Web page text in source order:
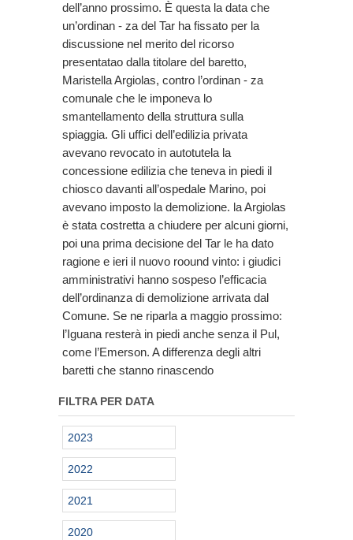
dell’anno prossimo. È questa la data che
un’ordinan - za del Tar ha fissato per la
discussione nel merito del ricorso
presentatao dalla titolare del baretto,
Maristella Argiolas, contro l’ordinan - za
comunale che le imponeva lo
smantellamento della struttura sulla
spiaggia. Gli uffici dell’edilizia privata
avevano revocato in autotutela la
concessione edilizia che teneva in piedi il
chiosco davanti all’ospedale Marino, poi
avevano imposto la demolizione. la Argiolas
è stata costretta a chiudere per alcuni giorni,
poi una prima decisione del Tar le ha dato
ragione e ieri il nuovo roound vinto: i giudici
amministrativi hanno sospeso l’efficacia
dell’ordinanza di demolizione arrivata dal
Comune. Se ne riparla a maggio prossimo:
l’Iguana resterà in piedi anche senza il Pul,
come l’Emerson. A differenza degli altri
baretti che stanno rinascendo
FILTRA PER DATA
2023
2022
2021
2020